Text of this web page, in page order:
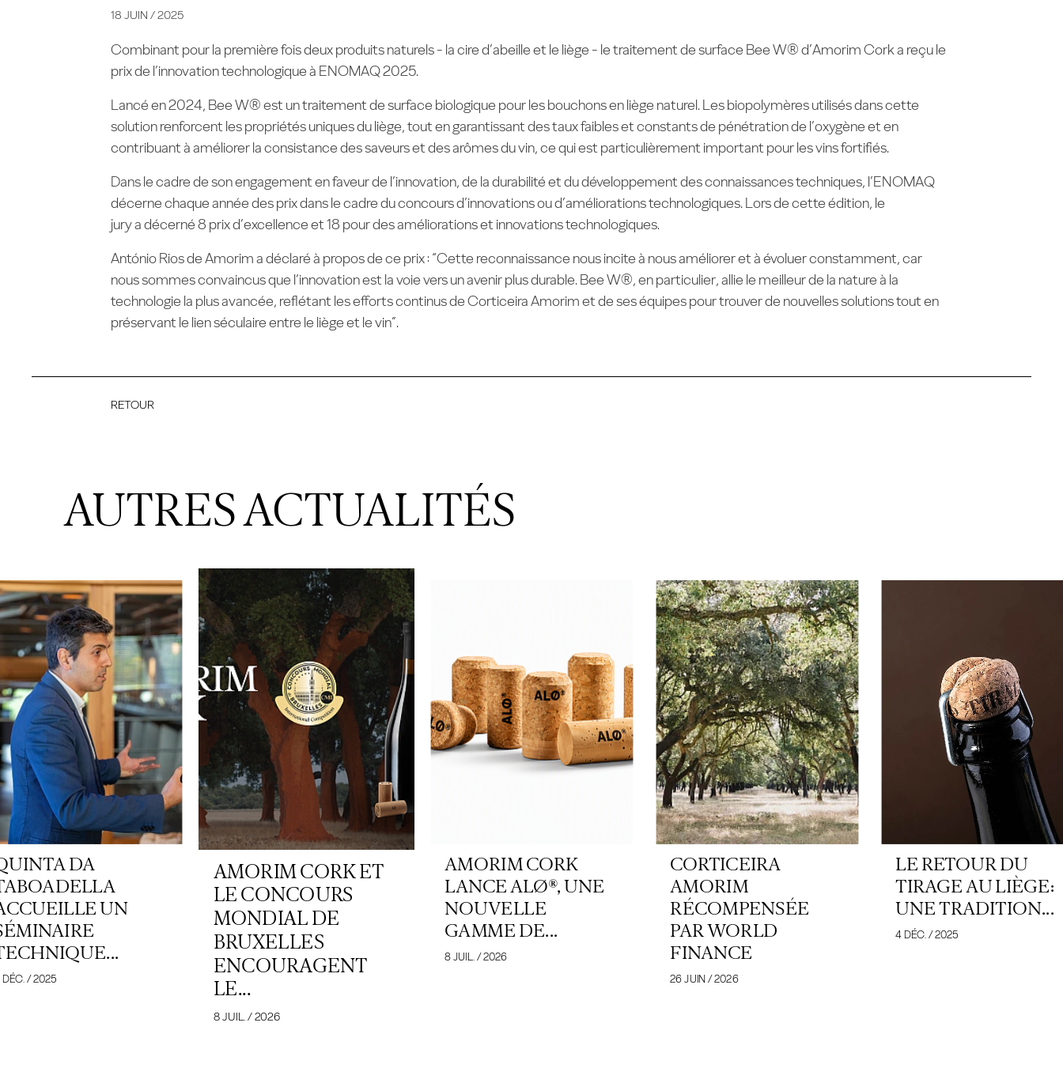
18 JUIN / 2025
Combinant pour la première fois deux produits naturels - la cire d’abeille et le liège - le traitement de surface Bee W® d’Amorim Cork a reçu le
prix de l’innovation technologique à ENOMAQ 2025.
Lancé en 2024, Bee W® est un traitement de surface biologique pour les bouchons en liège naturel. Les biopolymères utilisés dans cette
solution renforcent les propriétés uniques du liège, tout en garantissant des taux faibles et constants de pénétration de l’oxygène et en
contribuant à améliorer la consistance des saveurs et des arômes du vin, ce qui est particulièrement important pour les vins fortifiés.
Dans le cadre de son engagement en faveur de l’innovation, de la durabilité et du développement des connaissances techniques, l’ENOMAQ
décerne chaque année des prix dans le cadre du concours d’innovations ou d’améliorations technologiques. Lors de cette édition, le
jury a décerné 8 prix d’excellence et 18 pour des améliorations et innovations technologiques.
António Rios de Amorim a déclaré à propos de ce prix : “Cette reconnaissance nous incite à nous améliorer et à évoluer constamment, car
nous sommes convaincus que l’innovation est la voie vers un avenir plus durable. Bee W®, en particulier, allie le meilleur de la nature à la
technologie la plus avancée, reflétant les efforts continus de Corticeira Amorim et de ses équipes pour trouver de nouvelles solutions tout en
préservant le lien séculaire entre le liège et le vin”.
RETOUR
AUTRES ACTUALITÉS
DA
UN
DÉC. / 2025
AMORIM CORK ET
LE CONCOURS
MONDIAL DE
BRUXELLES
ENCOURAGENT
LE...
8 JUIL. / 2026
AMORIM CORK
LANCE ALØ®, UNE
NOUVELLE
GAMME DE...
8 JUIL. / 2026
CORTICEIRA
AMORIM
RÉCOMPENSÉE
PAR WORLD
FINANCE
26 JUIN / 2026
LE RETOUR DU
TIRAGE AU LIÈGE:
UNE TRADITION...
4 DÉC. / 2025